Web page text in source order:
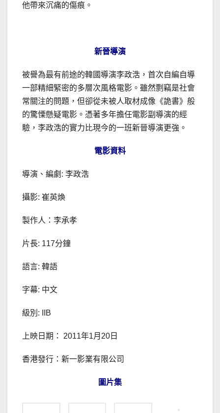
他帶來沉痛的傷痕。
新晉導演
被譽為最有前途的韓國導演李政浩，首次自編自導
一部精細緊密的多層次風格電影。雖然剽竊是社會
常關注的問題，但卻從未被人取材成像《詭書》般
的驚慄懸疑電影。憑著多年擔任電影副導演的經
驗，李政浩的實力比現今的一班新晉導演更強。
電影資料
導演、編劇: 李政浩
攝影: 崔英煥
製作人：李承孝
片長: 117分鐘
語言: 韓語
字幕: 中文
級別: IIB
上映日期： 2011年1月20日
香港發行：新一影業有限公司
圖片集